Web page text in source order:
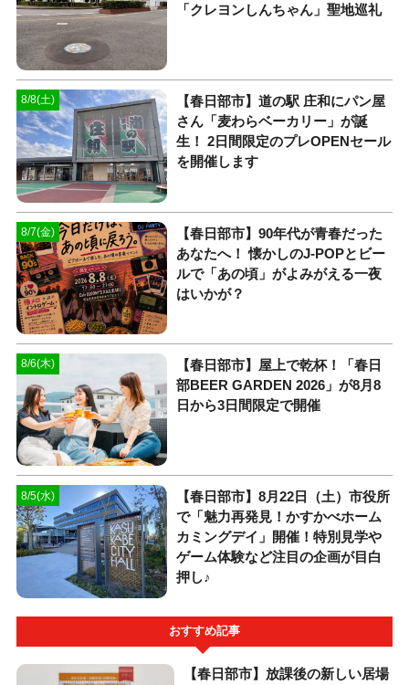
「クレヨンしんちゃん」聖地巡礼
8/8(土)
【春日部市】道の駅 庄和にパン屋
さん「麦わらベーカリー」が誕
生！ 2日間限定のプレOPENセール
を開催します
8/7(金)
【春日部市】90年代が青春だった
あなたへ！ 懐かしのJ-POPとビー
ルで「あの頃」がよみがえる一夜
はいかが？
8/6(木)
【春日部市】屋上で乾杯！「春日
部BEER GARDEN 2026」が8月8
日から3日間限定で開催
8/5(水)
【春日部市】8月22日（土）市役所
で「魅力再発見！かすかべホーム
カミングデイ」開催！特別見学や
ゲーム体験など注目の企画が目白
押し♪
おすすめ記事
【春日部市】放課後の新しい居場